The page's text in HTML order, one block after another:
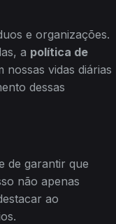
e organizações.
a política de
vidas diárias
dessas
de garantir que
não apenas
ao